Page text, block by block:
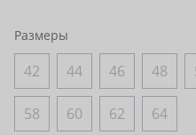
Размеры
42 44 46 48
58 60 62 64